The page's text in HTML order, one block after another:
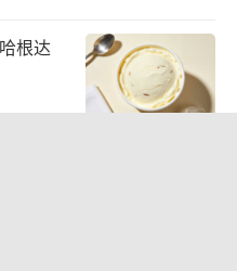
汀钙”在药店市场的
期大增近七成。
他汀钙”在院外市
根达